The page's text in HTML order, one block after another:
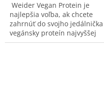
Weider Vegan Protein je
najlepšia voľba, ak chcete
zahrnúť do svojho jedálnička
vegánsky proteín najvyššej
kvality a lahodnej chuti.